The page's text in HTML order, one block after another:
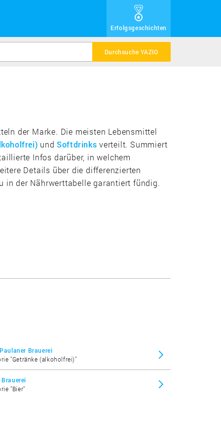
Erfolgsgeschichten
Durchsuche YAZIO
der Marke. Die meisten Lebensmittel
undSoftdrinks verteilt. Summiert
Infos darüber, in welchem
Details über die differenzierten
in der Nährwerttabelle garantiert fündig.
Brauerei
"Getränke (alkoholfrei)"
"Bier"